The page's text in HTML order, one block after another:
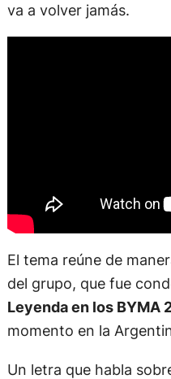
va a volver jamás.
El tema reúne de
del grupo, que fue
Leyenda en los BYMA
momento en la
Un letra que habla